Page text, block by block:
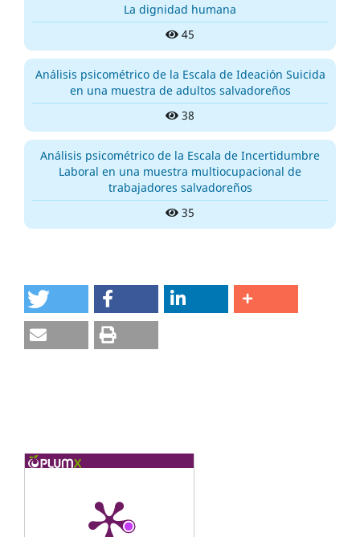
La dignidad humana
45
Análisis psicométrico de la Escala de Ideación Suicida
en una muestra de adultos salvadoreños
38
Análisis psicométrico de la Escala de Incertidumbre
Laboral en una muestra multiocupacional de
trabajadores salvadoreños
35